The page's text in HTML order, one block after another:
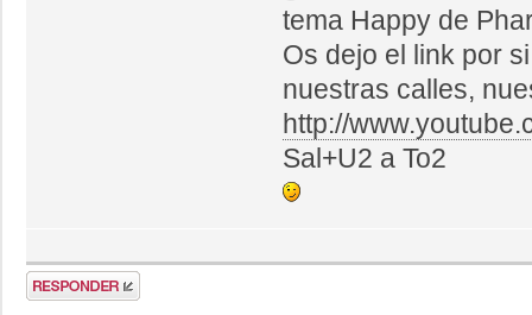
tema Happy de
Os dejo el link por
nuestras calles,
http://
Sal+U2 a To2